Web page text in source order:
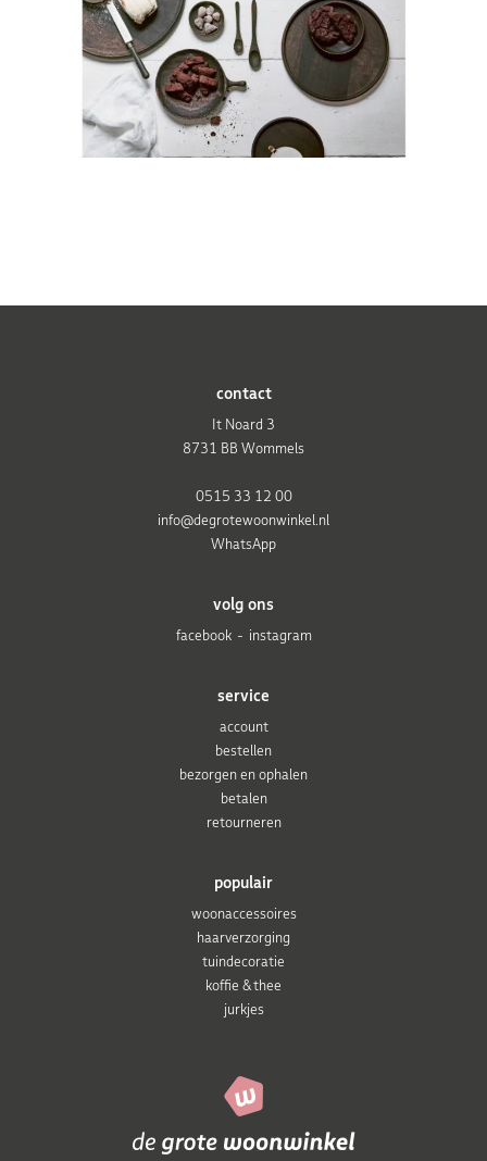
populair
woonaccessoires
haarverzorging
tuindecoratie
koffie & thee
jurkjes
service
account
bestellen
bezorgen en ophalen
betalen
retourneren
volg ons
facebook
instagram
contact
It Noard 3
8731 BB Wommels
0515 33 12 00
info@degrotewoonwinkel.nl
WhatsApp